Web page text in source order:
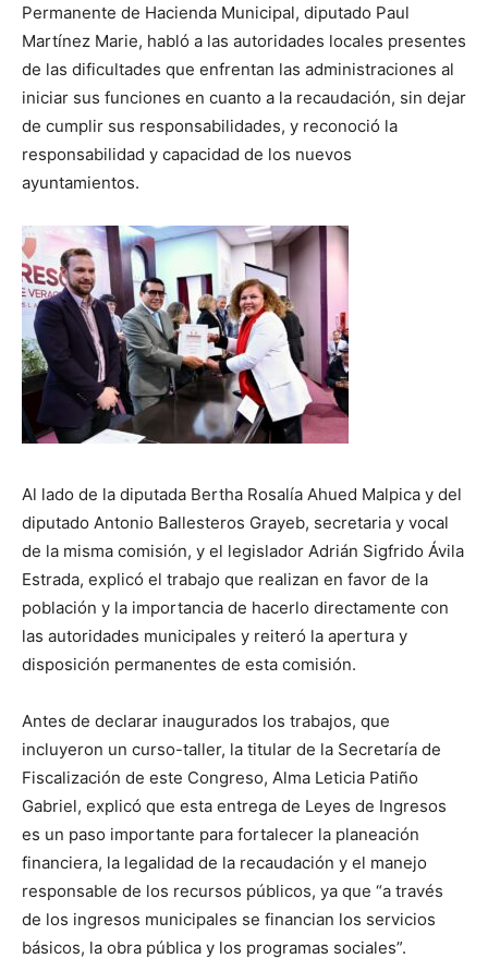
Permanente de Hacienda Municipal, diputado Paul
Martínez Marie, habló a las autoridades locales presentes
de las dificultades que enfrentan las administraciones al
iniciar sus funciones en cuanto a la recaudación, sin dejar
de cumplir sus responsabilidades, y reconoció la
responsabilidad y capacidad de los nuevos
ayuntamientos.
Al lado de la diputada Bertha Rosalía Ahued Malpica y del
diputado Antonio Ballesteros Grayeb, secretaria y vocal
de la misma comisión, y el legislador Adrián Sigfrido Ávila
Estrada, explicó el trabajo que realizan en favor de la
población y la importancia de hacerlo directamente con
las autoridades municipales y reiteró la apertura y
disposición permanentes de esta comisión.
Antes de declarar inaugurados los trabajos, que
incluyeron un curso-taller, la titular de la Secretaría de
Fiscalización de este Congreso, Alma Leticia Patiño
Gabriel, explicó que esta entrega de Leyes de Ingresos
es un paso importante para fortalecer la planeación
financiera, la legalidad de la recaudación y el manejo
responsable de los recursos públicos, ya que “a través
de los ingresos municipales se financian los servicios
básicos, la obra pública y los programas sociales”.